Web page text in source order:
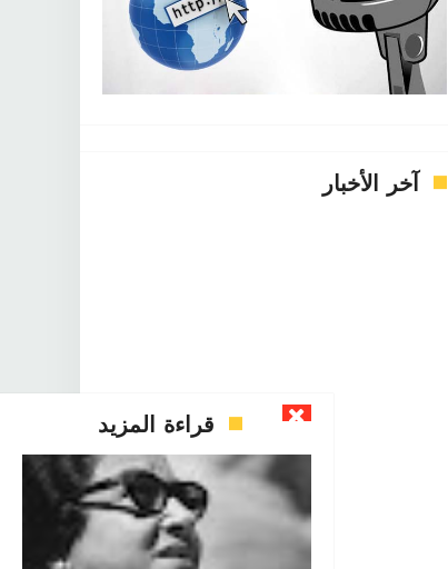
آخر الأخبار
قراءة المزيد